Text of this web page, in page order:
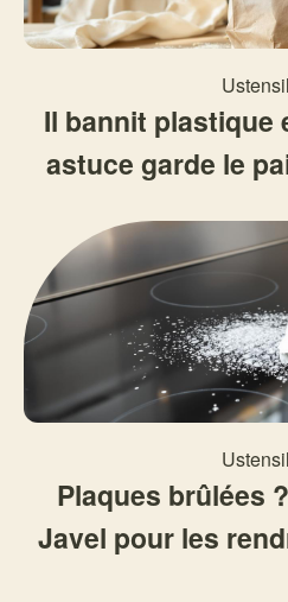
Il bannit plastique
astuce garde le
Plaques brûlées
Javel pour les